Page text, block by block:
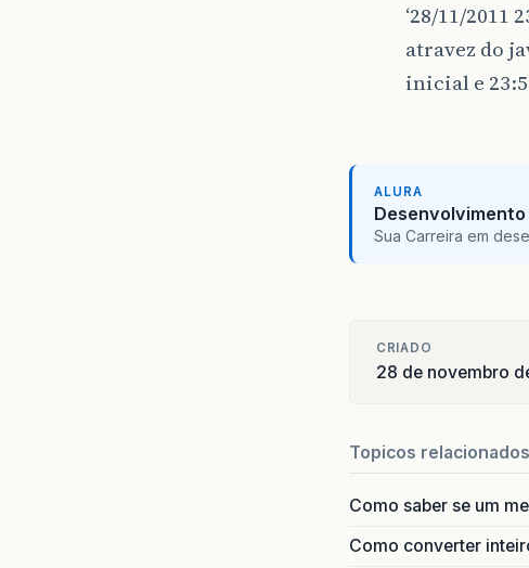
‘28/11/
atravez do
inicial e
ALURA
Sua Carreira em
CRIADO
28 de novembro
Topicos relacionados
Como saber se um
Como converter